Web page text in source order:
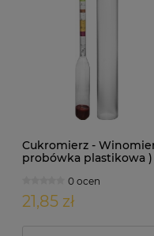
Cukromierz -
probówka plastikowa )
0 ocen
21,85 zł